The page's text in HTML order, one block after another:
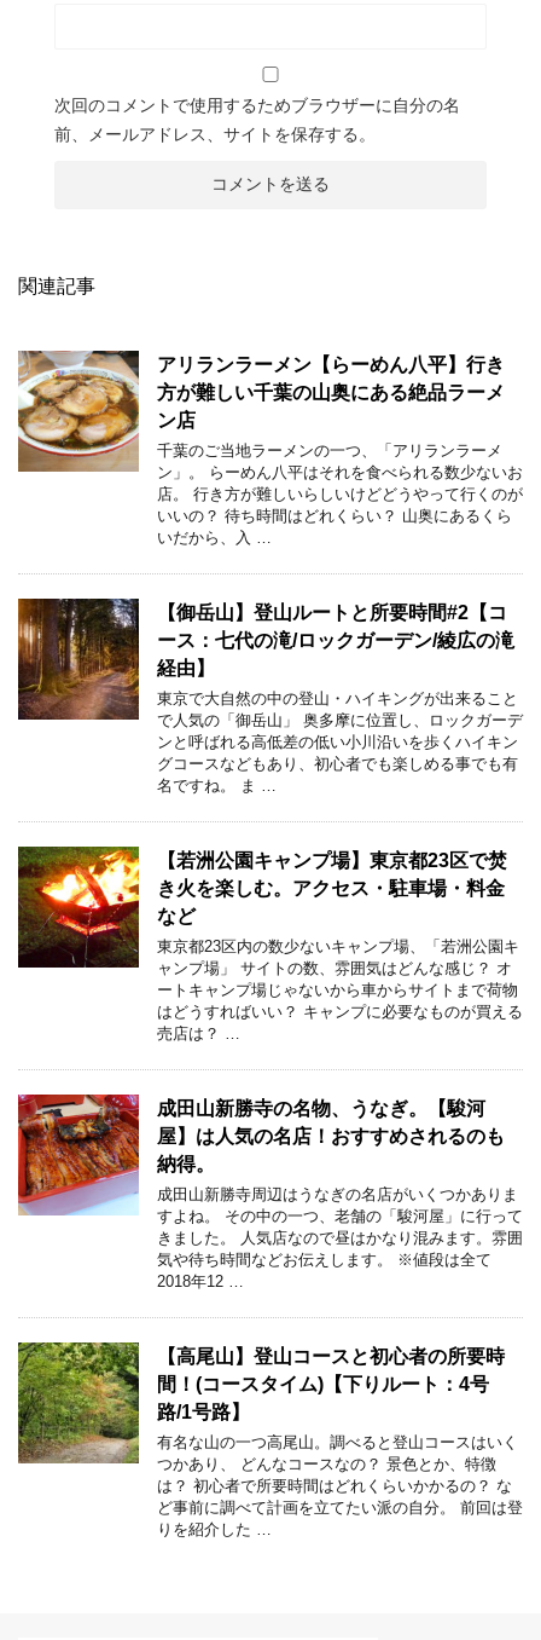
次回のコメントで使用するためブラウザーに自分の名
前、メールアドレス、サイトを保存する。
関連記事
アリランラーメン【らーめん八平】行き
方が難しい千葉の山奥にある絶品ラーメ
ン店
千葉のご当地ラーメンの一つ、「アリランラーメ
ン」。 らーめん八平はそれを食べられる数少ないお
店。 行き方が難しいらしいけどどうやって行くのが
いいの？ 待ち時間はどれくらい？ 山奥にあるくら
いだから、入 …
【御岳山】登山ルートと所要時間#2【コ
ース：七代の滝/ロックガーデン/綾広の滝
経由】
東京で大自然の中の登山・ハイキングが出来ること
で人気の「御岳山」 奥多摩に位置し、ロックガーデ
ンと呼ばれる高低差の低い小川沿いを歩くハイキン
グコースなどもあり、初心者でも楽しめる事でも有
名ですね。 ま …
【若洲公園キャンプ場】東京都23区で焚
き火を楽しむ。アクセス・駐車場・料金
など
東京都23区内の数少ないキャンプ場、「若洲公園キ
ャンプ場」 サイトの数、雰囲気はどんな感じ？ オ
ートキャンプ場じゃないから車からサイトまで荷物
はどうすればいい？ キャンプに必要なものが買える
売店は？ …
成田山新勝寺の名物、うなぎ。【駿河
屋】は人気の名店！おすすめされるのも
納得。
成田山新勝寺周辺はうなぎの名店がいくつかありま
すよね。 その中の一つ、老舗の「駿河屋」に行って
きました。 人気店なので昼はかなり混みます。雰囲
気や待ち時間などお伝えします。 ※値段は全て
2018年12 …
【高尾山】登山コースと初心者の所要時
間！(コースタイム)【下りルート：4号
路/1号路】
有名な山の一つ高尾山。調べると登山コースはいく
つかあり、 どんなコースなの？ 景色とか、特徴
は？ 初心者で所要時間はどれくらいかかるの？ な
ど事前に調べて計画を立てたい派の自分。 前回は登
りを紹介した …